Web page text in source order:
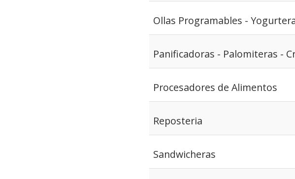
Ollas Programables -
Panificadoras - Palomiteras -
Procesadores de Alimentos
Reposteria
Sandwicheras